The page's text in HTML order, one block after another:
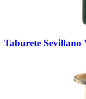
Taburete Sevillano